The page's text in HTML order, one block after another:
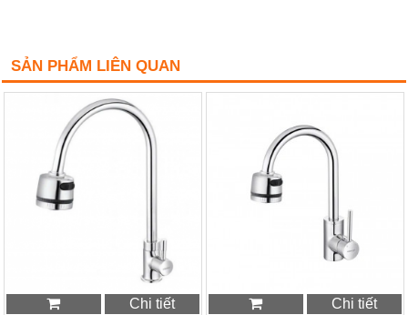
SẢN PHẨM LIÊN QUAN
Chi tiết Chi tiết